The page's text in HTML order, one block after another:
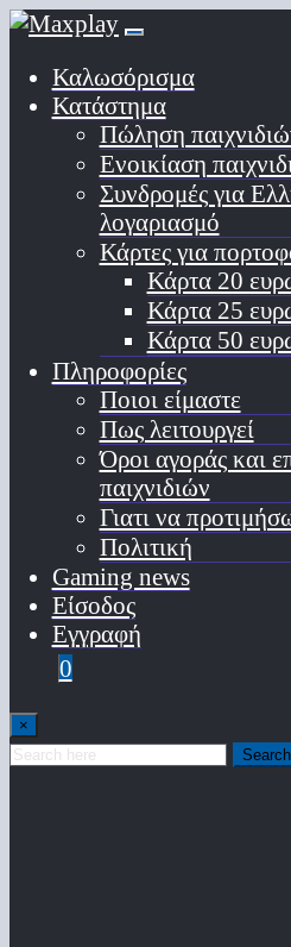
Καλωσόρισμα
Κατάστημα
Πώληση
Ενοικίαση
Συνδρομές για
λογαριασμό
Κάρτες για
Κάρτα 20
Κάρτα 25
Κάρτα 50
Πληροφορίες
Ποιοι είμαστε
Πως λειτουργεί
Όροι αγοράς και
παιχνιδιών
Γιατι να
Πολιτική
Gaming news
Είσοδος
Εγγραφή
0
×
Search